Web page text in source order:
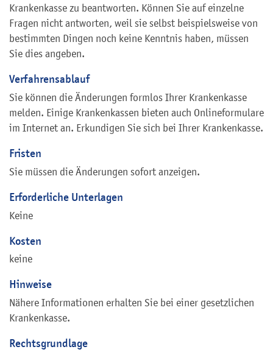
Krankenkasse zu beantworten. Können Sie auf einzelne
Fragen nicht antworten, weil sie selbst beispielsweise von
bestimmten Dingen noch keine Kenntnis haben, müssen
Sie dies angeben.
Verfahrensablauf
Sie können die Änderungen formlos Ihrer Krankenkasse
melden. Einige Krankenkassen bieten auch Onlineformulare
im Internet an. Erkundigen Sie sich bei Ihrer Krankenkasse.
Fristen
Sie müssen die Änderungen sofort anzeigen.
Erforderliche Unterlagen
Keine
Kosten
keine
Hinweise
Nähere Informationen erhalten Sie bei einer gesetzlichen
Krankenkasse.
Rechtsgrundlage